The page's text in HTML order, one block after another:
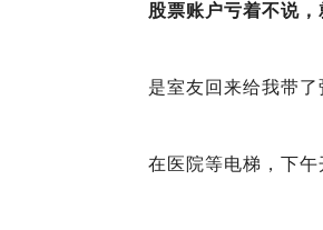
股票账户亏着不说，
是室友回来给我带
在医院等电梯，下午